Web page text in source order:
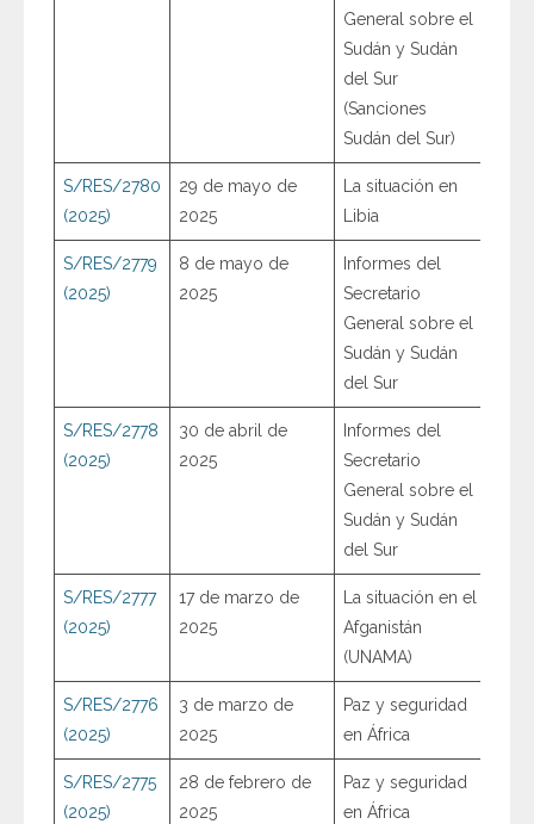
General sobre el
Sudán y Sudán
del Sur
(Sanciones
Sudán del Sur)
S/RES/2780
(2025)
29 de mayo de
2025
La situación en
Libia
S/RES/2779
(2025)
8 de mayo de
2025
Informes del
Secretario
General sobre el
Sudán y Sudán
del Sur
S/RES/2778
(2025)
30 de abril de
2025
Informes del
Secretario
General sobre el
Sudán y Sudán
del Sur
S/RES/2777
(2025)
17 de marzo de
2025
La situación en el
Afganistán
(UNAMA)
S/RES/2776
(2025)
3 de marzo de
2025
Paz y seguridad
en África
S/RES/2775
(2025)
28 de febrero de
2025
Paz y seguridad
en África